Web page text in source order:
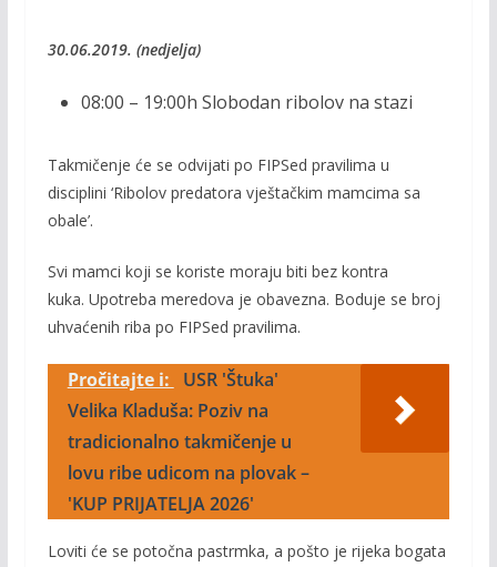
30.06.2019. (nedjelja)
08:00 – 19:00h Slobodan ribolov na stazi
Takmičenje će se odvijati po FIPSed pravilima u
disciplini ‘Ribolov predatora vještačkim mamcima sa
obale’.
Svi mamci koji se koriste moraju biti bez kontra
kuka. Upotreba meredova je obavezna. Boduje se broj
uhvaćenih riba po FIPSed pravilima.
Pročitajte i:
USR 'Štuka'
Velika Kladuša: Poziv na
tradicionalno takmičenje u
lovu ribe udicom na plovak –
'KUP PRIJATELJA 2026'
Loviti će se potočna pastrmka, a pošto je rijeka bogata